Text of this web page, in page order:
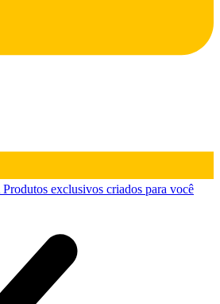
Produtos exclusivos criados para você